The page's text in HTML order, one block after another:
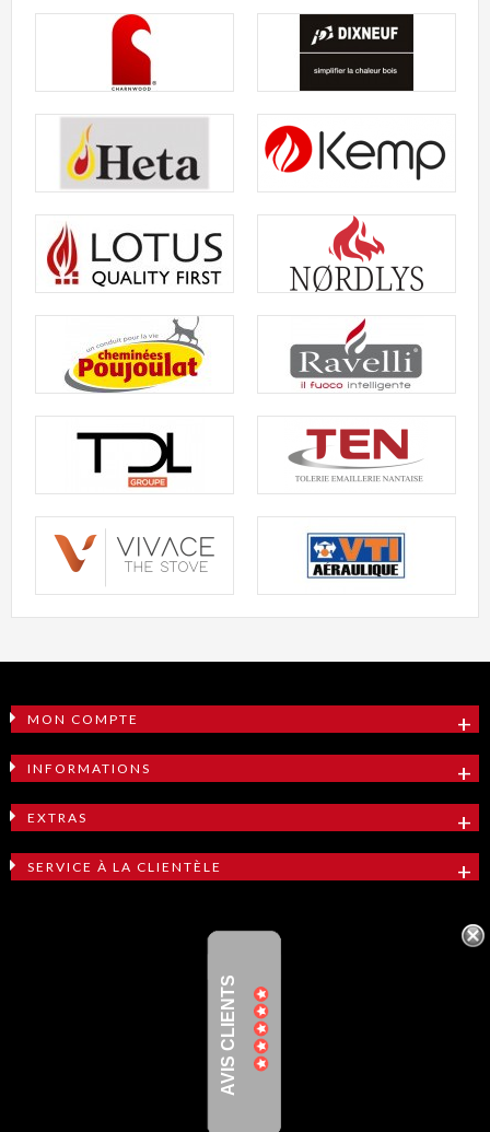
MON COMPTE
INFORMATIONS
EXTRAS
SERVICE À LA CLIENTÈLE
AVIS CLIENTS